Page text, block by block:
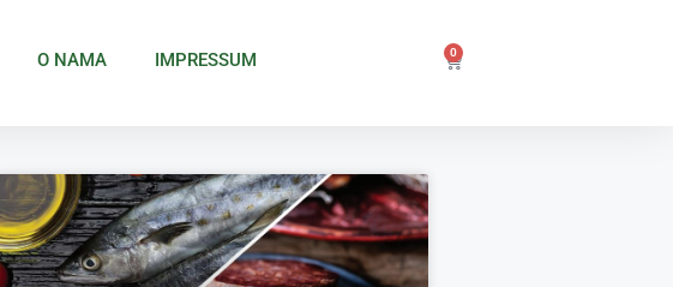
O NAMA IMPRESSUM 0